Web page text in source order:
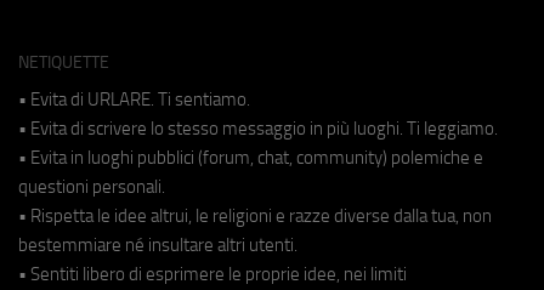
NETIQUETTE
• Evita di URLARE. Ti sentiamo.
• Evita di scrivere lo stesso messaggio in più luoghi. Ti leggiamo.
• Evita in luoghi pubblici (forum, chat, community) polemiche e
questioni personali.
• Rispetta le idee altrui, le religioni e razze diverse dalla tua, non
bestemmiare né insultare altri utenti.
• Sentiti libero di esprimere le proprie idee, nei limiti